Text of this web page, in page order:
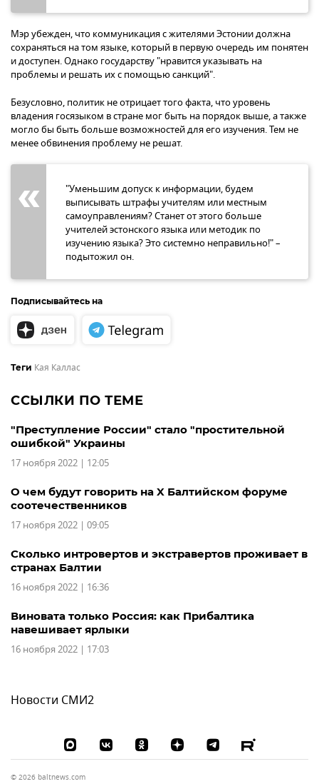
Мэр убежден, что коммуникация с жителями Эстонии должна
сохраняться на том языке, который в первую очередь им понятен
и доступен. Однако государству "нравится указывать на
проблемы и решать их с помощью санкций".
Безусловно, политик не отрицает того факта, что уровень
владения госязыком в стране мог быть на порядок выше, а также
могло бы быть больше возможностей для его изучения. Тем не
менее обвинения проблему не решат.
"Уменьшим допуск к информации, будем
выписывать штрафы учителям или местным
самоуправлениям? Станет от этого больше
учителей эстонского языка или методик по
изучению языка? Это системно неправильно!" –
подытожил он.
Подписывайтесь на
Теги Кая Каллас
ССЫЛКИ ПО ТЕМЕ
"Преступление России" стало "простительной
ошибкой" Украины
17 ноября 2022 | 12:05
О чем будут говорить на X Балтийском форуме
соотечественников
17 ноября 2022 | 09:05
Сколько интровертов и экстравертов проживает в
странах Балтии
16 ноября 2022 | 16:36
Виновата только Россия: как Прибалтика
навешивает ярлыки
16 ноября 2022 | 17:03
Новости СМИ2
© 2026 baltnews.com